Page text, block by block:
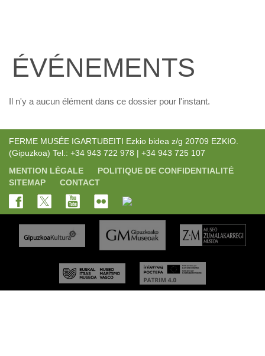
ÉVÉNEMENTS
Il n'y a aucun élément dans ce dossier pour l'instant.
FERME MUSÉE IGARTUBEITI Ezkio bidea z/g 20709 EZKIO.
(Gipuzkoa) Tel.: +34 943 722 978 | +34 943 725 107
MENTION LÉGALE
POLITIQUE DE CONFIDENTIALITÉ
SITEMAP
CONTACT